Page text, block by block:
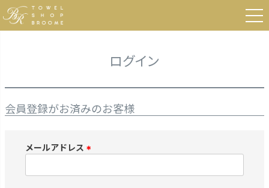
HOME ログイン
ログイン
会員登録がお済みのお客様
メールアドレス
必